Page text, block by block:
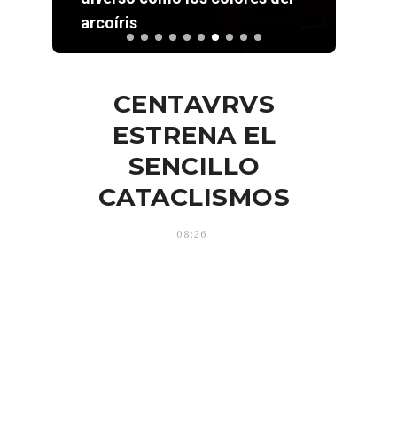
arcoíris
CENTAVRVS
ESTRENA EL
SENCILLO
CATACLISMOS
08:26